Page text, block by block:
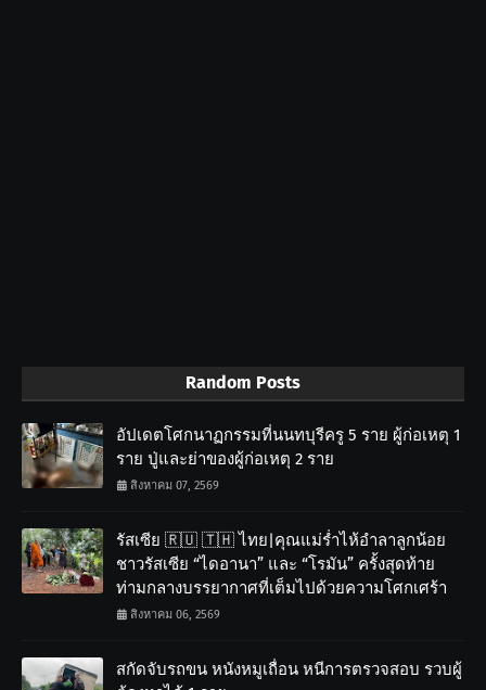
Random Posts
อัปเดตโศกนาฏกรรมที่นนทบุรีครู 5 ราย ผู้ก่อเหตุ 1
ราย ปู่และย่าของผู้ก่อเหตุ 2 ราย
สิงหาคม 07, 2569
รัสเซีย 🇷🇺 🇹🇭 ไทย|คุณแม่ร่ำไห้อำลาลูกน้อย
ชาวรัสเซีย “ไดอานา” และ “โรมัน” ครั้งสุดท้าย
ท่ามกลางบรรยากาศที่เต็มไปด้วยความโศกเศร้า
สิงหาคม 06, 2569
สกัดจับรถขน หนังหมูเถื่อน หนีการตรวจสอบ รวบผู้